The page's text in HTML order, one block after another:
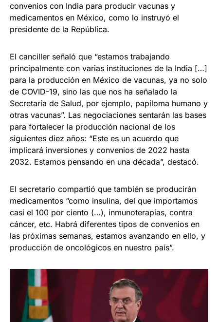
convenios con India para producir vacunas y
medicamentos en México, como lo instruyó el
presidente de la República.
El canciller señaló que “estamos trabajando
principalmente con varias instituciones de la India […]
para la producción en México de vacunas, ya no solo
de COVID-19, sino las que nos ha señalado la
Secretaría de Salud, por ejemplo, papiloma humano y
otras vacunas”. Las negociaciones sentarán las bases
para fortalecer la producción nacional de los
siguientes diez años: “Este es un acuerdo que
implicará inversiones y convenios de 2022 hasta
2032. Estamos pensando en una década”, destacó.
El secretario compartió que también se producirán
medicamentos “como insulina, del que importamos
casi el 100 por ciento (…), inmunoterapias, contra
cáncer, etc. Habrá diferentes tipos de convenios en
las próximas semanas, estamos avanzando en ello, y
producción de oncológicos en nuestro país”.